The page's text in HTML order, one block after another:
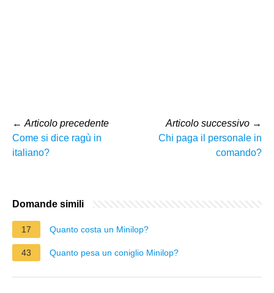
← Articolo precedente
Come si dice ragù in
italiano?
Articolo successivo →
Chi paga il personale in
comando?
Domande simili
17 Quanto costa un Minilop?
43 Quanto pesa un coniglio Minilop?